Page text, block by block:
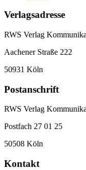
Verlagsadresse
RWS Verlag
Aachener Straße 222
50931 Köln
Postanschrift
RWS Verlag
Postfach 27 01 25
50508 Köln
Kontakt